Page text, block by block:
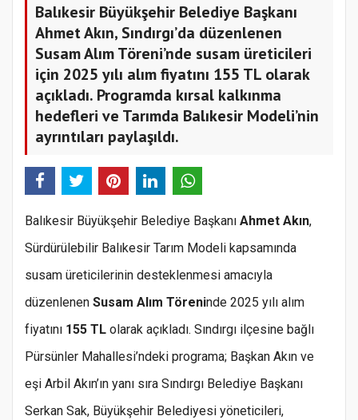
Balıkesir Büyükşehir Belediye Başkanı
Ahmet Akın, Sındırgı’da düzenlenen
Susam Alım Töreni’nde susam üreticileri
için 2025 yılı alım fiyatını 155 TL olarak
açıkladı. Programda kırsal kalkınma
hedefleri ve Tarımda Balıkesir Modeli’nin
ayrıntıları paylaşıldı.
Balıkesir Büyükşehir Belediye Başkanı Ahmet Akın,
Sürdürülebilir Balıkesir Tarım Modeli kapsamında
susam üreticilerinin desteklenmesi amacıyla
düzenlenen Susam Alım Töreninde 2025 yılı alım
fiyatını 155 TL olarak açıkladı. Sındırgı ilçesine bağlı
Pürsünler Mahallesi’ndeki programa; Başkan Akın ve
eşi Arbil Akın’ın yanı sıra Sındırgı Belediye Başkanı
Serkan Sak, Büyükşehir Belediyesi yöneticileri,